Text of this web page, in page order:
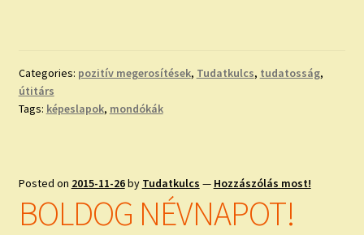
Categories: pozitív megerosítések, Tudatkulcs, tudatosság,
útitárs
Tags: képeslapok, mondókák
Posted on 2015-11-26by Tudatkulcs — Hozzászólás most!
BOLDOG NÉVNAPOT!